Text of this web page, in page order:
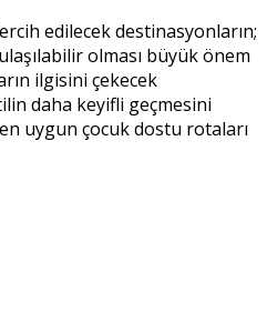
edilecek destinasyonların;
olması büyük önem
ilgisini çekecek
daha keyifli geçmesini
uygun çocuk dostu rotaları